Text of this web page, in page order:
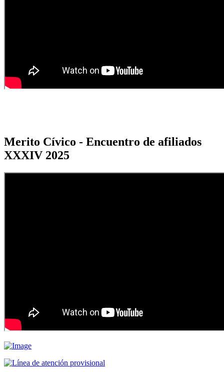
Merito Cívico - Encuentro de afiliados
XXXIV 2025